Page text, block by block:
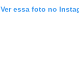
Ver essa foto no